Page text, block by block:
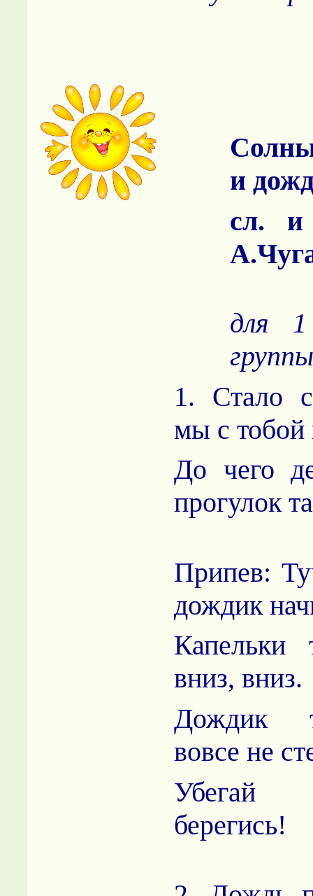
и
сл. и
для
1. Стало
мы с тобой
До чего
прогулок
Припев:
дождик
Капельки
вниз, вниз.
Дождик
вовсе не
Убегай
берегись!